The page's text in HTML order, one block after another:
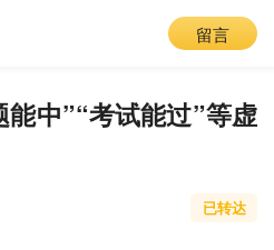
留言
能中”“考试能过”等虚
已转达